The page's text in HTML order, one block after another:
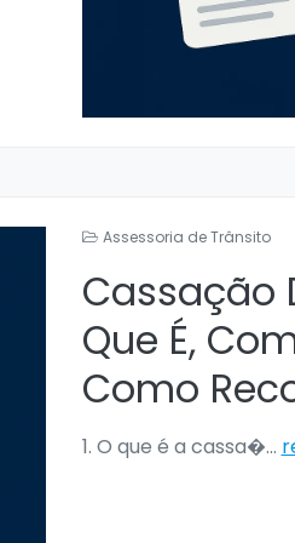
Assessoria de Trânsito
Cassação
Que É,
Como
1. O que é a cassa�...